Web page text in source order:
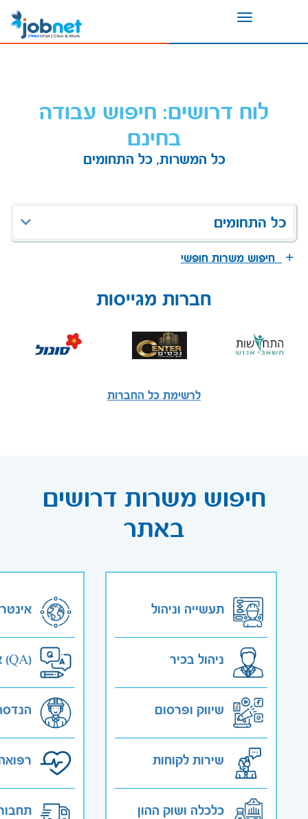
Toggle
לוח דרושים: חיפוש עבודה
בחינם
כל המשרות, כל התחומים
כל התחומים
חיפוש משרות חופשי
חברות מגייסות
לרשימת כל החברות
חיפוש משרות דרושים
באתר
תעשייה וניהול
ניהול בכיר
שיווק ופרסום
שירות לקוחות
כלכלה ושוק ההון
אבטחת איכות (QA)